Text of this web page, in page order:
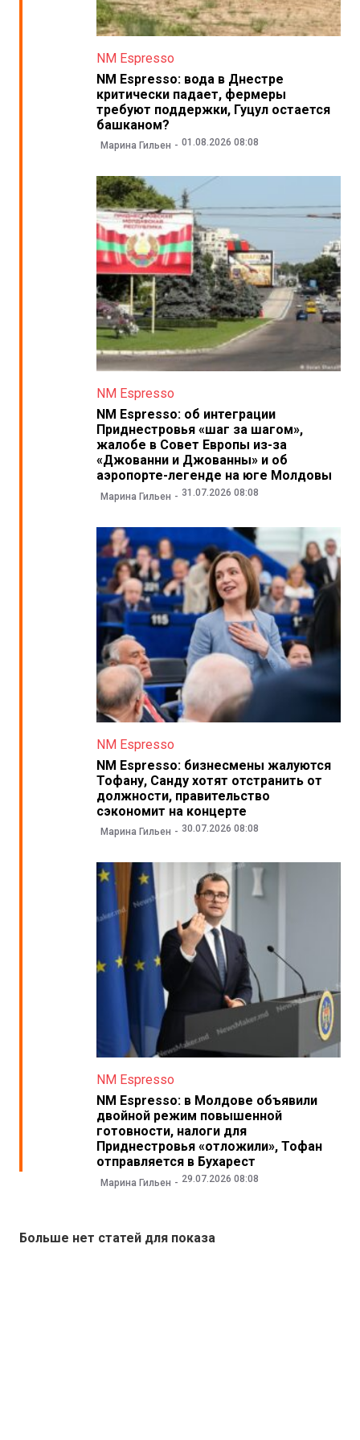
NM Espresso
NM Espresso: вода в Днестре
критически падает, фермеры
требуют поддержки, Гуцул остается
башканом?
Марина Гильен 01.08.2026 08:08
NM Espresso
NM Espresso: об интеграции
Приднестровья «шаг за шагом»,
жалобе в Совет Европы из-за
«Джованни и Джованны» и об
аэропорте-легенде на юге Молдовы
Марина Гильен 31.07.2026 08:08
NM Espresso
NM Espresso: бизнесмены жалуются
Тофану, Санду хотят отстранить от
должности, правительство
сэкономит на концерте
Марина Гильен 30.07.2026 08:08
NM Espresso
NM Espresso: в Молдове объявили
двойной режим повышенной
готовности, налоги для
Приднестровья «отложили», Тофан
отправляется в Бухарест
Марина Гильен 29.07.2026 08:08
Больше нет статей для показа